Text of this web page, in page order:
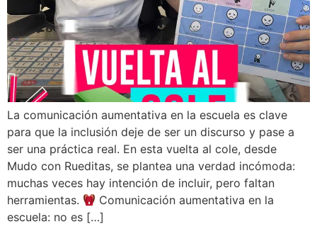
La comunicación aumentativa en la escuela es clave
para que la inclusión deje de ser un discurso y pase a
ser una práctica real. En esta vuelta al cole, desde
Mudo con Rueditas, se plantea una verdad incómoda:
muchas veces hay intención de incluir, pero faltan
herramientas.
Comunicación aumentativa en la
escuela: no es […]